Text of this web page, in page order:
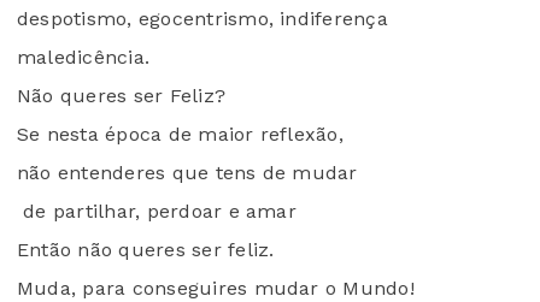
despotismo, egocentrismo, indiferença
maledicência.
Não queres ser Feliz?
Se nesta época de maior reflexão,
não entenderes que tens de mudar
de partilhar, perdoar e amar
Então não queres ser feliz.
Muda, para conseguires mudar o Mundo!